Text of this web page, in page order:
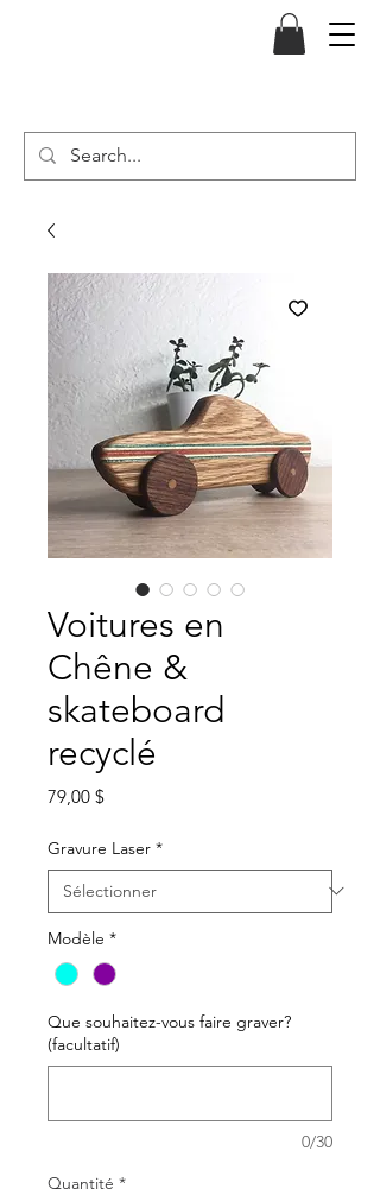
Voitures en
Chêne &
skateboard
recyclé
79,00 $Prix
Gravure Laser *
Modèle *
Que souhaitez-vous faire graver?
(facultatif)
0/30
Quantité *